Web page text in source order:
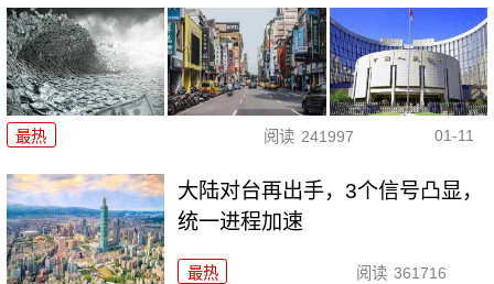
最热 阅读 241997 01-11
大陆对台再出手，3个信号凸显，
统一进程加速
最热 阅读 361716